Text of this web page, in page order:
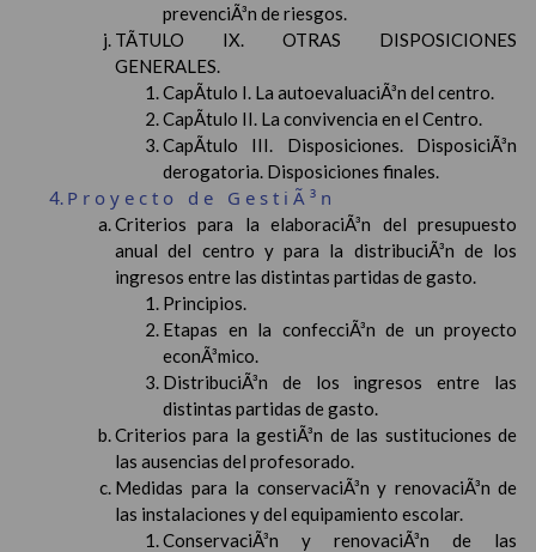
prevenciÃ³n de riesgos.
TÃTULO IX. OTRAS DISPOSICIONES
GENERALES.
CapÃ­tulo I. La autoevaluaciÃ³n del centro.
CapÃ­tulo II. La convivencia en el Centro.
CapÃ­tulo III. Disposiciones. DisposiciÃ³n
derogatoria. Disposiciones finales.
Proyecto de GestiÃ³n
Criterios para la elaboraciÃ³n del presupuesto
anual del centro y para la distribuciÃ³n de los
ingresos entre las distintas partidas de gasto.
Principios.
Etapas en la confecciÃ³n de un proyecto
econÃ³mico.
DistribuciÃ³n de los ingresos entre las
distintas partidas de gasto.
Criterios para la gestiÃ³n de las sustituciones de
las ausencias del profesorado.
Medidas para la conservaciÃ³n y renovaciÃ³n de
las instalaciones y del equipamiento escolar.
ConservaciÃ³n y renovaciÃ³n de las